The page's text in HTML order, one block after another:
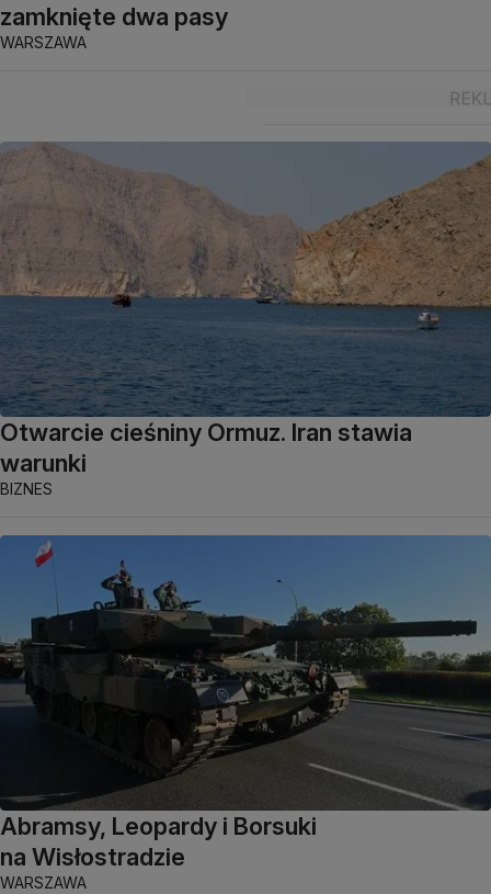
zamknięte dwa pasy
WARSZAWA
Otwarcie cieśniny Ormuz. Iran stawia
warunki
BIZNES
Abramsy, Leopardy i Borsuki
na Wisłostradzie
WARSZAWA